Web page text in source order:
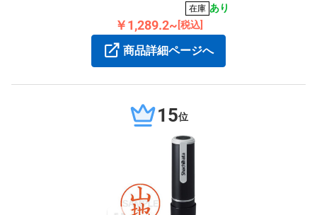
途に適した便利なポピュラーサイズです。
在庫 あり
￥1,289.2~ [税込]
商品詳細ページへ
15位